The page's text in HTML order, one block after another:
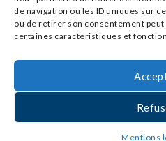
de navigation ou les ID uniques sur
ou de retirer son consentement
certaines caractéristiques et
Mentions
Mentions